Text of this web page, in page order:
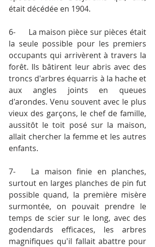
était décédée en 1904.
6-	La maison pièce sur pièces était
la seule possible pour les premiers
occupants qui arrivèrent à travers la
forêt. Ils bâtirent leur abris avec des
troncs d'arbres équarris à la hache et
aux angles joints en queues
d'arondes. Venu souvent avec le plus
vieux des garçons, le chef de famille,
aussitôt le toit posé sur la maison,
allait chercher la femme et les autres
enfants.
7-	La maison finie en planches,
surtout en larges planches de pin fut
possible quand, la première misère
surmontée, on pouvait prendre le
temps de scier sur le long, avec des
godendards efficaces, les arbres
magnifiques qu'il fallait abattre pour